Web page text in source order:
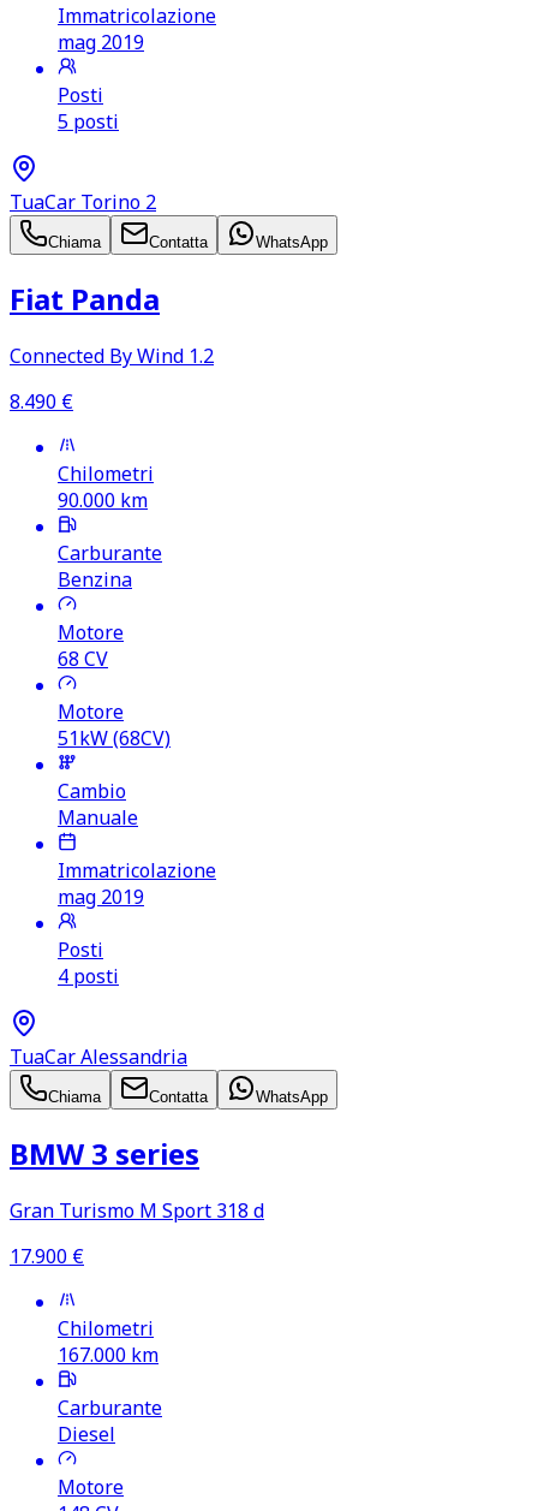
Immatricolazione
mag 2019
Posti
5 posti
TuaCar Torino 2
Chiama Contatta WhatsApp
Fiat Panda
Connected By Wind 1.2
8.490 €
Chilometri
90.000 km
Carburante
Benzina
Motore
68 CV
Motore
51kW (68CV)
Cambio
Manuale
Immatricolazione
mag 2019
Posti
4 posti
TuaCar Alessandria
Chiama Contatta WhatsApp
BMW 3 series
Gran Turismo M Sport 318 d
17.900 €
Chilometri
167.000 km
Carburante
Diesel
Motore